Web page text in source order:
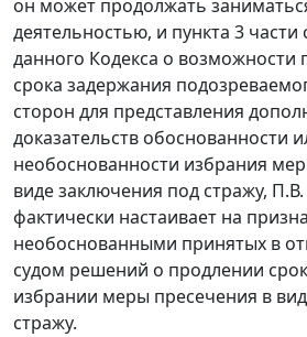
он может продолжать
деятельностью, и пункта 3
данного Кодекса о возможности
срока задержания
сторон для представления
доказательств обоснованности
необоснованности избрания
виде заключения под стражу,
фактически настаивает на
необоснованными принятых в
судом решений о продлении
избрании меры пресечения в
стражу.